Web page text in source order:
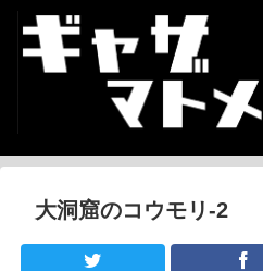
大洞窟のコウモリ-2